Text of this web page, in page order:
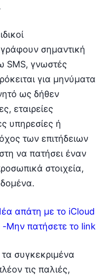
σημαντική
SMS, γνωστές
για μηνύματα
ως δήθεν
εταιρείες
υπηρεσίες ή
των επιτήδειων
να πατήσει έναν
στοιχεία,
απάτη με το iCloud
-Μην πατήσετε το link
τα συγκεκριμένα
τις παλιές,